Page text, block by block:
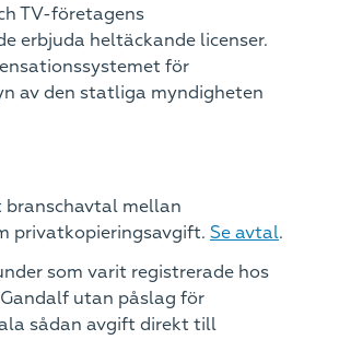
TV-företagens
erbjuda heltäckande licenser.
för
av den statliga myndigheten
branschavtal mellan
privatkopieringsavgift. Se avtal.
som varit registrerade hos
utan påslag för
sådan avgift direkt till